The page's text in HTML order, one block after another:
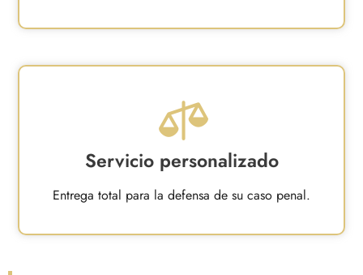
Servicio personalizado
Entrega total para la defensa de su caso penal.